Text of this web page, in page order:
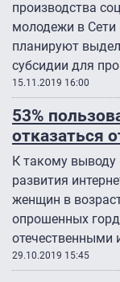
производства
молодежи в Сети
планируют
субсидии для
15.11.2019 16:00
53%
отказаться
К такому выводу
развития
женщин в
опрошенных
отечественными
29.10.2019 15:45